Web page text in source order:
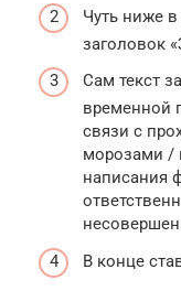
Чуть ниже
заголовок
Сам текст
временной
связи с
морозами /
написания
В конце